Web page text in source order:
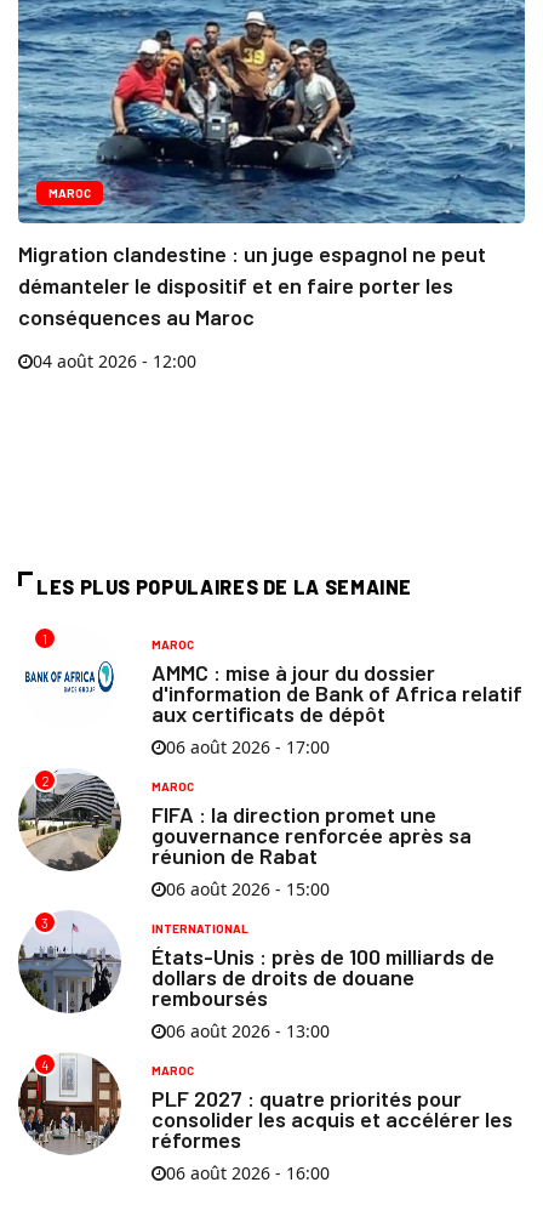
MAROC
Migration clandestine : un juge espagnol ne peut
démanteler le dispositif et en faire porter les
conséquences au Maroc
04 août 2026 - 12:00
LES PLUS POPULAIRES DE LA SEMAINE
1 MAROC
AMMC : mise à jour du dossier
d'information de Bank of Africa relatif
aux certificats de dépôt
06 août 2026 - 17:00
2 MAROC
FIFA : la direction promet une
gouvernance renforcée après sa
réunion de Rabat
06 août 2026 - 15:00
3 INTERNATIONAL
États-Unis : près de 100 milliards de
dollars de droits de douane
remboursés
06 août 2026 - 13:00
4 MAROC
PLF 2027 : quatre priorités pour
consolider les acquis et accélérer les
réformes
06 août 2026 - 16:00